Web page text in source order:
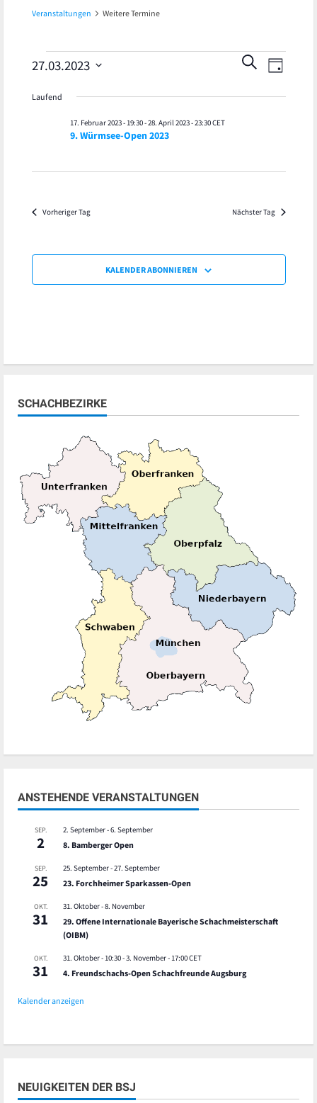
Veranstaltungen Weitere Termine
Veranstaltungen
für
Suche
SUCHE
TAG
27.03.2023
wählen.
Laufend
9. Würmsee-Open 2023
17. Februar 2023 - 19:30-28. April 2023 - 23:30CET
Vorheriger Tag Nächster Tag
KALENDER ABONNIEREN
SCHACHBEZIRKE
ANSTEHENDE VERANSTALTUNGEN
SEP.
2
2. September-6. September
8. Bamberger Open
SEP.
25
25. September-27. September
23. Forchheimer Sparkassen-Open
OKT.
31
31. Oktober-8. November
29. Offene Internationale Bayerische Schachmeisterschaft
(OIBM)
OKT.
31
31. Oktober - 10:30-3. November - 17:00CET
4. Freundschachs-Open Schachfreunde Augsburg
Kalender anzeigen
NEUIGKEITEN DER BSJ